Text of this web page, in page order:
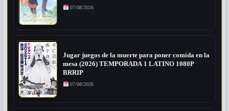
07/08/2026
Jugar juegos de la muerte para poner comida en la
mesa (2026) TEMPORADA 1 LATINO 1080P
BRRIP
07/08/2026